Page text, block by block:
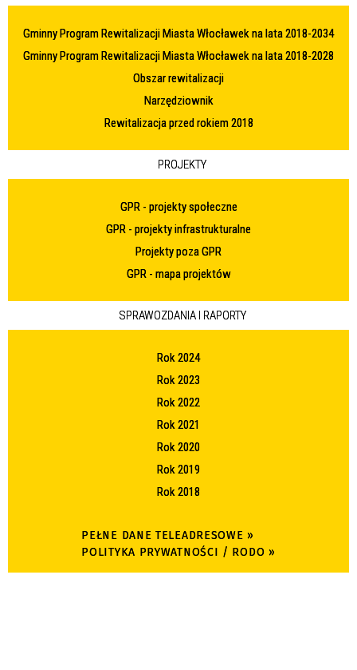
Gminny Program Rewitalizacji Miasta Włocławek na lata 2018-2034
Gminny Program Rewitalizacji Miasta Włocławek na lata 2018-2028
Obszar rewitalizacji
Narzędziownik
Rewitalizacja przed rokiem 2018
PROJEKTY
GPR - projekty społeczne
GPR - projekty infrastrukturalne
Projekty poza GPR
GPR - mapa projektów
SPRAWOZDANIA I RAPORTY
Rok 2024
Rok 2023
Rok 2022
Rok 2021
Rok 2020
Rok 2019
Rok 2018
PEŁNE DANE TELEADRESOWE »
POLITYKA PRYWATNOŚCI / RODO »